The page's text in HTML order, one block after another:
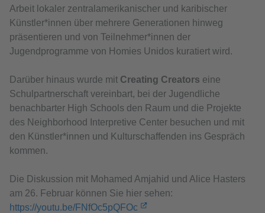
Arbeit lokaler zentralamerikanischer und karibischer
Künstler*innen über mehrere Generationen hinweg
präsentieren und von Teilnehmer*innen der
Jugendprogramme von Homies Unidos kuratiert wird.
Darüber hinaus wurde mit Creating Creators eine
Schulpartnerschaft vereinbart, bei der Jugendliche
benachbarter High Schools den Raum und die Projekte
des Neighborhood Interpretive Center besuchen und mit
den Künstler*innen und Kulturschaffenden ins Gespräch
kommen.
Die Diskussion mit Mohamed Amjahid und Alice Hasters
am 26. Februar können Sie hier sehen:
https://youtu.be/FNfOc5pQFOc